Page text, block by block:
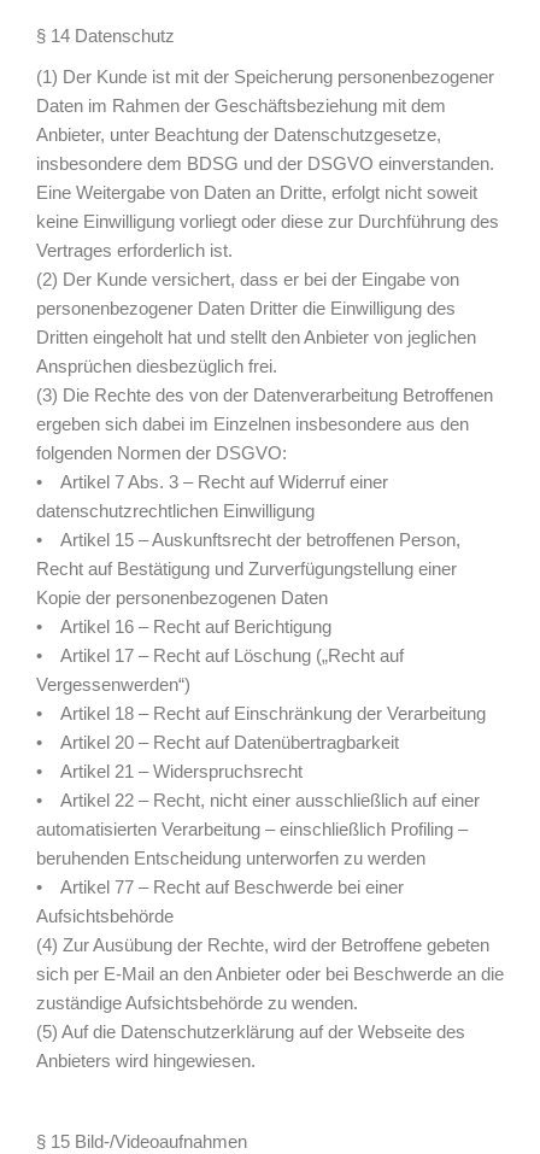
§ 14 Datenschutz
(1) Der Kunde ist mit der Speicherung personenbezogener
Daten im Rahmen der Geschäftsbeziehung mit dem
Anbieter, unter Beachtung der Datenschutzgesetze,
insbesondere dem BDSG und der DSGVO einverstanden.
Eine Weitergabe von Daten an Dritte, erfolgt nicht soweit
keine Einwilligung vorliegt oder diese zur Durchführung des
Vertrages erforderlich ist.
(2) Der Kunde versichert, dass er bei der Eingabe von
personenbezogener Daten Dritter die Einwilligung des
Dritten eingeholt hat und stellt den Anbieter von jeglichen
Ansprüchen diesbezüglich frei.
(3) Die Rechte des von der Datenverarbeitung Betroffenen
ergeben sich dabei im Einzelnen insbesondere aus den
folgenden Normen der DSGVO:
• Artikel 7 Abs. 3 – Recht auf Widerruf einer
datenschutzrechtlichen Einwilligung
• Artikel 15 – Auskunftsrecht der betroffenen Person,
Recht auf Bestätigung und Zurverfügungstellung einer
Kopie der personenbezogenen Daten
• Artikel 16 – Recht auf Berichtigung
• Artikel 17 – Recht auf Löschung („Recht auf
Vergessenwerden“)
• Artikel 18 – Recht auf Einschränkung der Verarbeitung
• Artikel 20 – Recht auf Datenübertragbarkeit
• Artikel 21 – Widerspruchsrecht
• Artikel 22 – Recht, nicht einer ausschließlich auf einer
automatisierten Verarbeitung – einschließlich Profiling –
beruhenden Entscheidung unterworfen zu werden
• Artikel 77 – Recht auf Beschwerde bei einer
Aufsichtsbehörde
(4) Zur Ausübung der Rechte, wird der Betroffene gebeten
sich per E-Mail an den Anbieter oder bei Beschwerde an die
zuständige Aufsichtsbehörde zu wenden.
(5) Auf die Datenschutzerklärung auf der Webseite des
Anbieters wird hingewiesen.
§ 15 Bild-/Videoaufnahmen